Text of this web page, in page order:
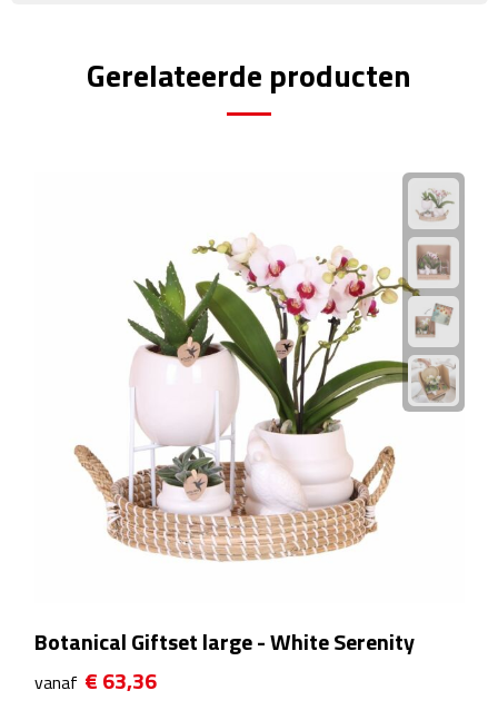
Rijbewijs- & kentekenhoezen
USB autoladers
Veiligheidshamers
Veiligheidssets
Zonneschermen
Fiets Accessoires
Fietstassen
Gerelateerde producten
Botanical Giftset large - White Serenity
vanaf € 63,36